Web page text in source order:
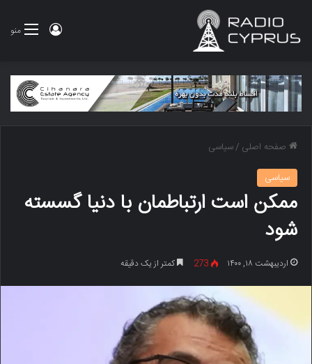
منو ورود
صفحه اصلی /سیاسی
سیاسی
ممکن است ارتباطمان با دنیا گسسته
شود
اردیبهشت ۱۸, ۱۴۰۰ 273 کمتر از یک دقیقه